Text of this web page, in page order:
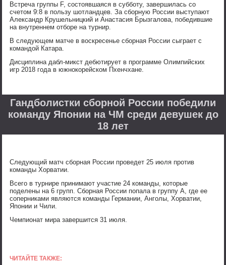
Встреча группы F, состоявшаяся в субботу, завершилась со
счетом 9:8 в пользу шотландцев. За сборную России выступают
Александр Крушельницкий и Анастасия Брызгалова, победившие
на внутреннем отборе на турнир.
В следующем матче в воскресенье сборная России сыграет с
командой Катара.
Дисциплина дабл-микст дебютирует в программе Олимпийских
игр 2018 года в южнокорейском Пхенчхане.
Гандболистки сборной России победили
команду Японии на ЧМ среди девушек до
18 лет
Следующий матч сборная России проведет 25 июля против
команды Хорватии.
Всего в турнире принимают участие 24 команды, которые
поделены на 6 групп. Сборная России попала в группу A, где ее
соперниками являются команды Германии, Анголы, Хорватии,
Японии и Чили.
Чемпионат мира завершится 31 июля.
ЧИТАЙТЕ ТАКЖЕ: